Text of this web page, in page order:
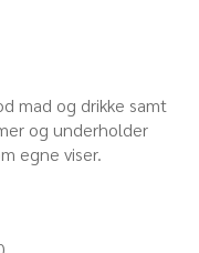
mad og drikke samt
og underholder
egne viser.